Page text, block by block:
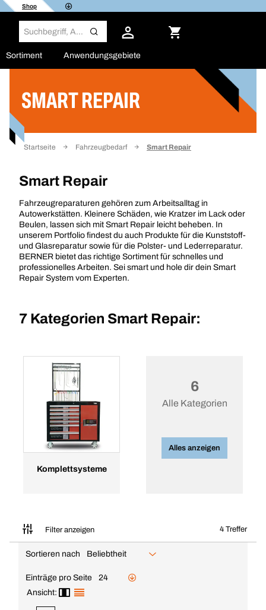
Shop
Sortiment Anwendungsgebiete
SMART REPAIR
Startseite Fahrzeugbedarf Smart Repair
Smart Repair
Fahrzeugreparaturen gehören zum Arbeitsalltag in
Autowerkstätten. Kleinere Schäden, wie Kratzer im Lack oder
Beulen, lassen sich mit Smart Repair leicht beheben. In
unserem Portfolio findest du auch Produkte für die Kunststoff-
und Glasreparatur sowie für die Polster- und Lederreparatur.
BERNER bietet das richtige Sortiment für schnelles und
professionelles Arbeiten. Sei smart und hole dir dein Smart
Repair System vom Experten.
7 Kategorien Smart Repair:
Komplettsysteme
6
Alle Kategorien
Alles anzeigen
Filter anzeigen 4 Treffer
Filter
Sortieren nach Beliebtheit
Einträge pro Seite
24
Ansicht: